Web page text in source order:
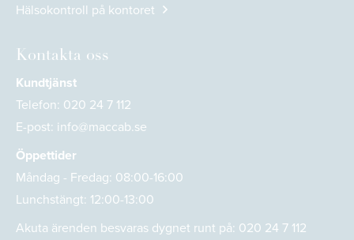
Hälsokontroll på kontoret
Kontakta oss
Kundtjänst
Telefon: 020 24 7 112
E-post: info@maccab.se
Öppettider
Måndag - Fredag: 08:00-16:00
Lunchstängt: 12:00-13:00
Akuta ärenden besvaras dygnet runt på: 020 24 7 112